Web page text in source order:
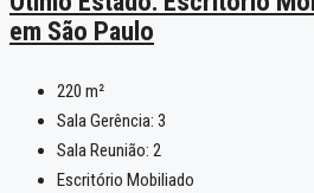
em São Paulo
220 m²
Sala Gerência: 3
Sala Reunião: 2
Escritório Mobiliado